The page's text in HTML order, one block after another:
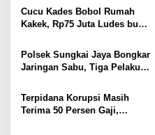
TP PKK Lampung Dorong
Pembangunan SDM Dimulai
dari Desa
Cucu Kades Bobol Rumah
Kakek, Rp75 Juta Ludes buat
Ditembak Polisi
Polsek Sungkai Jaya Bongkar
Jaringan Sabu, Tiga Pelaku
Terpidana Korupsi Masih
Terima 50 Persen Gaji,